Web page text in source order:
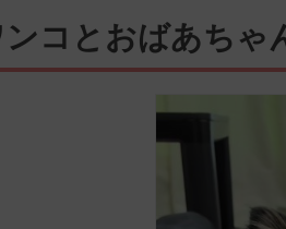
ンコとおばあち